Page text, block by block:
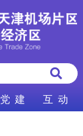
党 建 互 动